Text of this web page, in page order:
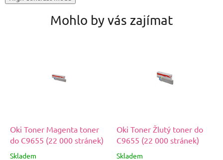
Mohlo by vás zajímat
Oki Toner Magenta toner
do C9655 (22 000 stránek)
Skladem
Oki Toner Žlutý toner do
C9655 (22 000 stránek)
Skladem